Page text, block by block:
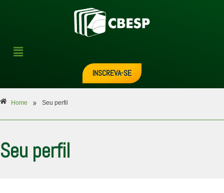
INSCREVA-SE
Home » Seu perfil
Seu perfil